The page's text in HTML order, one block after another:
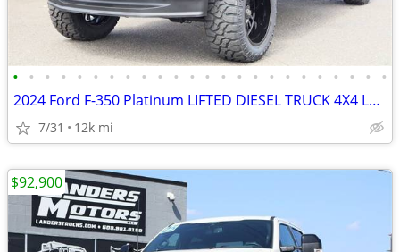
• • • • • • • • • • • • • • • • • • • • • • • •
2024 Ford F-350 Platinum LIFTED DIESEL TRUCK 4X4 LOADED
7/31 12k mi
$92,900